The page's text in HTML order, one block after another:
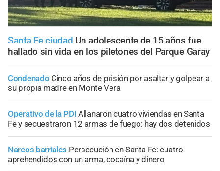
Santa Fe ciudad Un adolescente de 15 años fue
hallado sin vida en los piletones del Parque Garay
Condenado Cinco años de prisión por asaltar y golpear a
su propia madre en Monte Vera
Operativo de la PDI Allanaron cuatro viviendas en Santa
Fe y secuestraron 12 armas de fuego: hay dos detenidos
Narcos barriales Persecución en Santa Fe: cuatro
aprehendidos con un arma, cocaína y dinero